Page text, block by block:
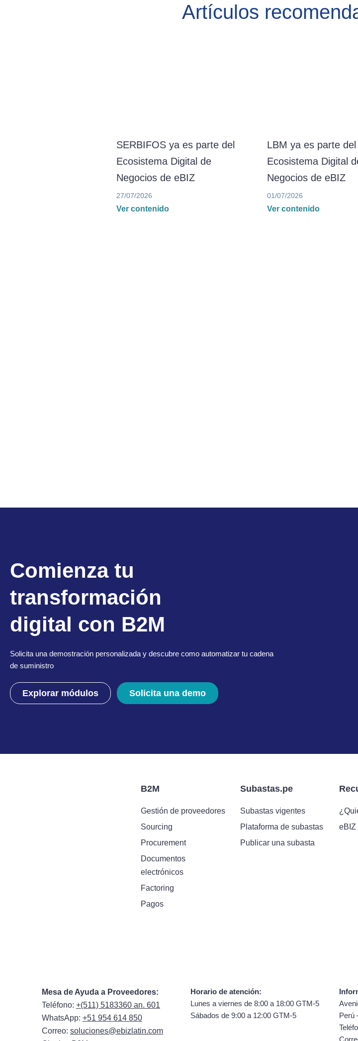
Artículos
SERBIFOS ya es parte del
Ecosistema Digital de
Negocios de eBIZ
27/07/2026
Ver contenido
LBM ya es parte del
Ecosistema Digital
Negocios de eBIZ
01/07/2026
Ver contenido
Comienza tu
transformación
digital con B2M
Solicita una demostración personalizada y descubre como automatizar tu cadena
de suministro
Explorar módulos Solicita una demo
B2M
Gestión de proveedores
Sourcing
Procurement
Documentos
electrónicos
Factoring
Pagos
Subastas.pe
Subastas vigentes
Plataforma de subastas
Publicar una subasta
eBIZ
Mesa de Ayuda a Proveedores:
Teléfono: +(511) 5183360 an. 601
WhatsApp: +51 954 614 850
Correo: soluciones@ebizlatin.com
Horario de atención:
Lunes a viernes de 8:00 a 18:00 GTM-5
Sábados de 9:00 a 12:00 GTM-5
Perú